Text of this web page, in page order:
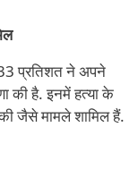
प्रतिशत ने अपने
की है. इनमें हत्या के
जैसे मामले शामिल हैं.